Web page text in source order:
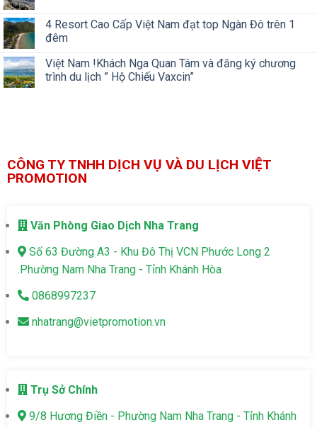
4 Resort Cao Cấp Việt Nam đạt top Ngàn Đô trên 1
đêm
Việt Nam !Khách Nga Quan Tâm và đăng ký chương
trình du lịch ” Hộ Chiếu Vaxcin”
CÔNG TY TNHH DỊCH VỤ VÀ DU LỊCH VIỆT
PROMOTION
Văn Phòng Giao Dịch Nha Trang
Số 63 Đường A3 - Khu Đô Thị VCN Phước Long 2
.Phường Nam Nha Trang - Tỉnh Khánh Hòa
0868997237
nhatrang@vietpromotion.vn
Trụ Sở Chính
9/8 Hương Điền - Phường Nam Nha Trang - Tỉnh Khánh